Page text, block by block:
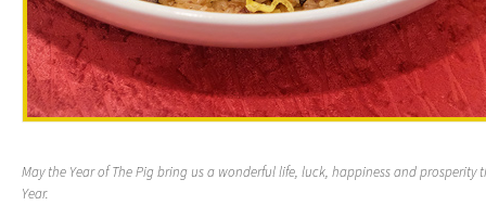
May the Year of The Pig bring us a wonderful life, luck, happiness and prosperity
Year.